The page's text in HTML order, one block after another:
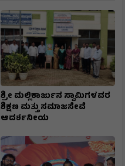
ಶ್ರೀ ಮಲ್ಲಿಕಾರ್ಜುನ ಸ್ವಾಮಿಗಳವರ
ಶಿಕ್ಷಣ ಮತ್ತು ಸಮಾಜಸೇವೆ
ಆದರ್ಶನೀಯ